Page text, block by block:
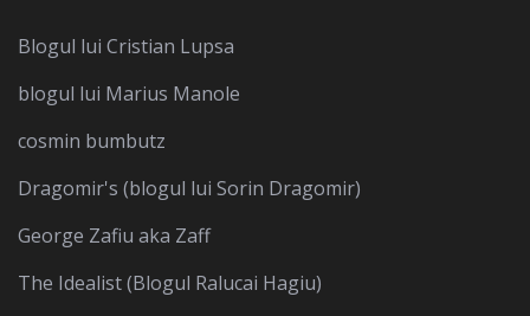
Blogul lui Cristian Lupsa
blogul lui Marius Manole
cosmin bumbutz
Dragomir's (blogul lui Sorin Dragomir)
George Zafiu aka Zaff
The Idealist (Blogul Ralucai Hagiu)